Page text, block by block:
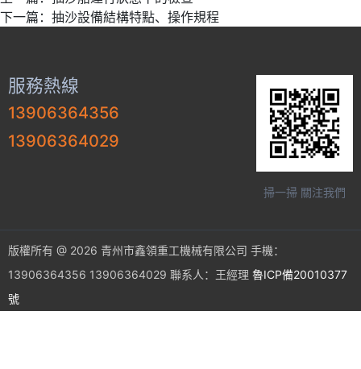
下一篇： 抽沙設備結構特點、操作規程
掃一掃 關注我們
服務熱線
13906364356
13906364029
版權所有 @ 2026 青州市鑫領重工機械有限公司 手機：
13906364356 13906364029 聯系人：王經理 魯ICP備20010377
號